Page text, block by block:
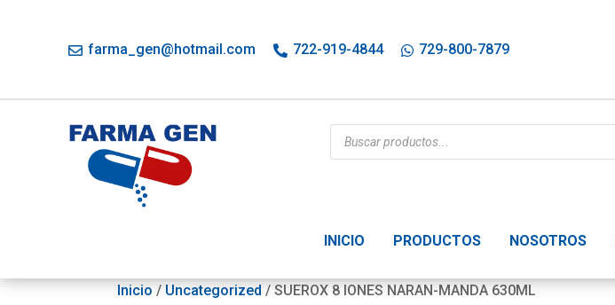
farma_gen@hotmail.com 722-919-4844 729-800-7879
Búsqueda
de
productos
INICIO PRODUCTOS NOSOTROS
Inicio / Uncategorized / SUEROX 8 IONES NARAN-MANDA 630ML